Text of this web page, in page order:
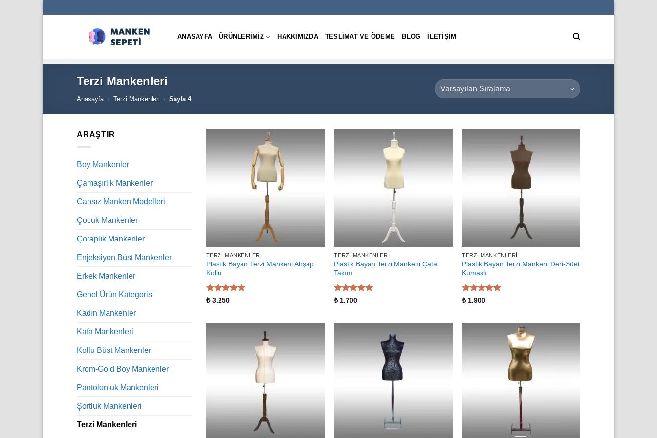
ANASAYFA ÜRÜNLERIMIZ HAKKIMIZDA TESLIMAT VE ÖDEME BLOG ILETIŞIM
Terzi Mankenleri
Anasayfa › Terzi Mankenleri › Sayfa 4
ARAŞTIR
Boy Mankenler
Çamaşırlık Mankenler
Cansız Manken Modelleri
Çocuk Mankenler
Çoraplık Mankenler
Enjeksiyon Büst Mankenler
Erkek Mankenler
Genel Ürün Kategorisi
Kadın Mankenler
Kafa Mankenleri
Kollu Büst Mankenler
Krom-Gold Boy Mankenler
Pantolonluk Mankenleri
Şortluk Mankenleri
Terzi Mankenleri
TERZI MANKENLERI
Plastik Bayan Terzi Mankeni Ahşap
Kollu
5 üzerinden
₺3.250
TERZI MANKENLERI
Plastik Bayan Terzi Mankeni Çatal
Takım
5 üzerinden
₺1.700
TERZI MANKENLERI
Plastik Bayan Terzi Mankeni Deri-Süet
Kumaşlı
5 üzerinden
₺1.900